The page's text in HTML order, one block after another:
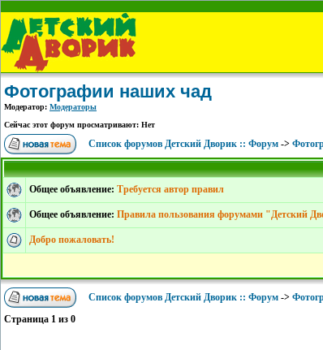
Фотографии наших чад
Модератор: Модераторы
Сейчас этот форум просматривают: Нет
Список форумов Детский Дворик :: Форум ->
Общее объявление: Требуется автор правил
Общее объявление: Правила пользования форумами "Детский
Добро пожаловать!
Список форумов Детский Дворик :: Форум ->
Страница 1 из 0